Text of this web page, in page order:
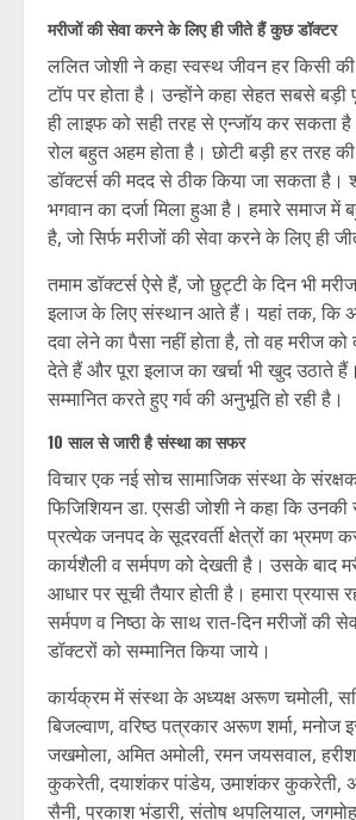
मरीजों की सेवा करने के लिए ही जीते हैं कुछ डॉक्टर
ललित जोशी ने कहा स्वस्थ जीवन हर किसी की
टॉप पर होता है। उन्होंने कहा सेहत सबसे बड़ी
ही लाइफ को सही तरह से एन्जॉय कर सकता
रोल बहुत अहम होता है। छोटी बड़ी हर तरह की
डॉक्टर्स की मदद से ठीक किया जा सकता है।
भगवान का दर्जा मिला हुआ है। हमारे समाज में
है, जो सिर्फ मरीजों की सेवा करने के लिए ही
तमाम डॉक्टर्स ऐसे हैं, जो छुट्टी के दिन भी
इलाज के लिए संस्थान आते हैं। यहां तक, कि
दवा लेने का पैसा नहीं होता है, तो वह मरीज को
देते हैं और पूरा इलाज का खर्चा भी खुद उठाते
सम्मानित करते हुए गर्व की अनुभूति हो रही है।
10 साल से जारी है संस्था का सफर
विचार एक नई सोच सामाजिक संस्था के
फिजिशियन डा. एसडी जोशी ने कहा कि
प्रत्येक जनपद के सूदरवर्ती क्षेत्रों का भ्रमण
कार्यशैली व सर्मपण को देखती है। उसके बाद
आधार पर सूची तैयार होती है। हमारा प्रयास
सर्मपण व निष्ठा के साथ रात-दिन मरीजों की
डॉक्टरों को सम्मानित किया जाये।
कार्यक्रम में संस्था के अध्यक्ष अरूण चमोली,
बिजल्वाण, वरिष्ठ पत्रकार अरूण शर्मा, मनोज
जखमोला, अमित अमोली, रमन जयसवाल,
कुकरेती, दयाशंकर पांडेय, उमाशंकर कुकरेती,
सैनी, प्रकाश भंडारी, संतोष थपलियाल,